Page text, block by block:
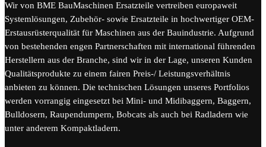
Wir von BME BauMaschinen Ersatzteile vertreiben europaweit
Systemlösungen, Zubehör- sowie Ersatzteile in hochwertiger OEM-
Erstausrüsterqualität für Maschinen aus der Bauindustrie. Aufgrund
von bestehenden engen Partnerschaften mit international führenden
Herstellern aus der Branche, sind wir in der Lage, unseren Kunden
Qualitätsprodukte zu einem fairen Preis-/ Leistungsverhältnis
anbieten zu können. Die technischen Lösungen unseres Portfolios
werden vorrangig eingesetzt bei Mini- und Midibaggern, Baggern,
Bulldosern, Raupendumpern, Bobcats als auch bei Radladern wie
unter anderem Kompaktladern.